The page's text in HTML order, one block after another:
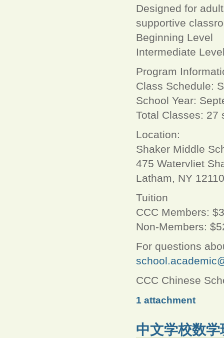
Designed for
supportive
Beginning Level
Intermediate
Program
Class Schedule:
School Year:
Total Classes: 27
Location:
Shaker Middle
475 Watervliet
Latham, NY 12110
Tuition
CCC Members:
Non-Members:
For questions
CCC Chinese
1 attachment
中文学校数